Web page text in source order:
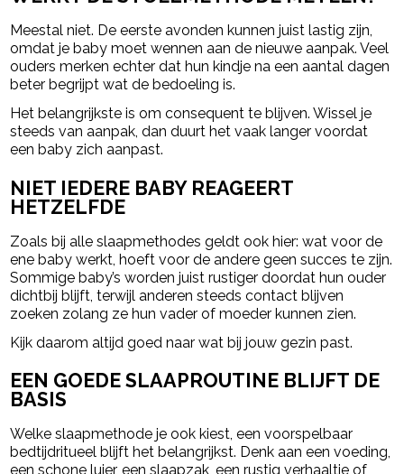
Meestal niet. De eerste avonden kunnen juist lastig zijn,
omdat je baby moet wennen aan de nieuwe aanpak. Veel
ouders merken echter dat hun kindje na een aantal dagen
beter begrijpt wat de bedoeling is.
Het belangrijkste is om consequent te blijven. Wissel je
steeds van aanpak, dan duurt het vaak langer voordat
een baby zich aanpast.
NIET IEDERE BABY REAGEERT
HETZELFDE
Zoals bij alle slaapmethodes geldt ook hier: wat voor de
ene baby werkt, hoeft voor de andere geen succes te zijn.
Sommige baby’s worden juist rustiger doordat hun ouder
dichtbij blijft, terwijl anderen steeds contact blijven
zoeken zolang ze hun vader of moeder kunnen zien.
Kijk daarom altijd goed naar wat bij jouw gezin past.
EEN GOEDE SLAAPROUTINE BLIJFT DE
BASIS
Welke slaapmethode je ook kiest, een voorspelbaar
bedtijdritueel blijft het belangrijkst. Denk aan een voeding,
een schone luier, een slaapzak, een rustig verhaaltje of